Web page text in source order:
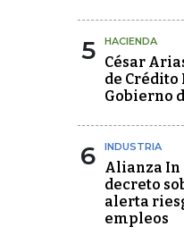
5 HACIENDA
César
de Crédito
Gobierno
6 INDUSTRIA
Alianza In
decreto
alerta
empleos